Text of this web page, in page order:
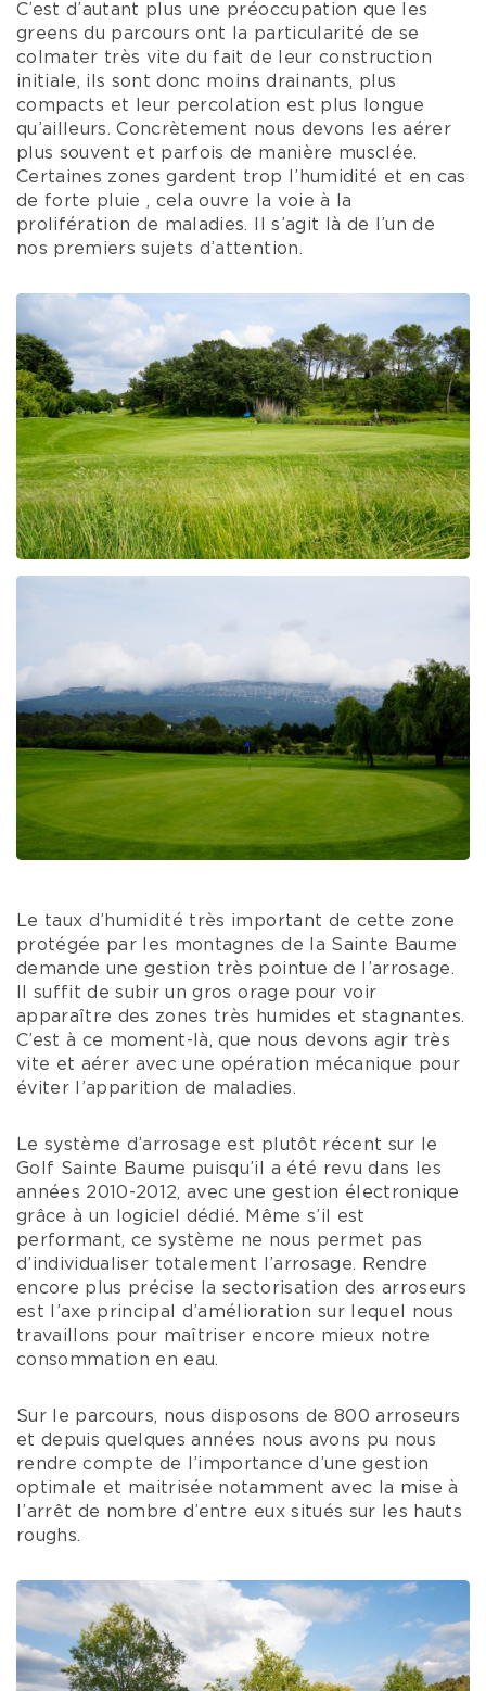
C’est d’autant plus une préoccupation que les
greens du parcours ont la particularité de se
colmater très vite du fait de leur construction
initiale, ils sont donc moins drainants, plus
compacts et leur percolation est plus longue
qu’ailleurs. Concrètement nous devons les aérer
plus souvent et parfois de manière musclée.
Certaines zones gardent trop l’humidité et en cas
de forte pluie , cela ouvre la voie à la
prolifération de maladies. Il s’agit là de l’un de
nos premiers sujets d’attention.
Le taux d’humidité très important de cette zone
protégée par les montagnes de la Sainte Baume
demande une gestion très pointue de l’arrosage.
Il suffit de subir un gros orage pour voir
apparaître des zones très humides et stagnantes.
C’est à ce moment-là, que nous devons agir très
vite et aérer avec une opération mécanique pour
éviter l’apparition de maladies.
Le système d’arrosage est plutôt récent sur le
Golf Sainte Baume puisqu’il a été revu dans les
années 2010-2012, avec une gestion électronique
grâce à un logiciel dédié. Même s’il est
performant, ce système ne nous permet pas
d’individualiser totalement l’arrosage. Rendre
encore plus précise la sectorisation des arroseurs
est l’axe principal d’amélioration sur lequel nous
travaillons pour maîtriser encore mieux notre
consommation en eau.
Sur le parcours, nous disposons de 800 arroseurs
et depuis quelques années nous avons pu nous
rendre compte de l’importance d’une gestion
optimale et maitrisée notamment avec la mise à
l’arrêt de nombre d’entre eux situés sur les hauts
roughs.